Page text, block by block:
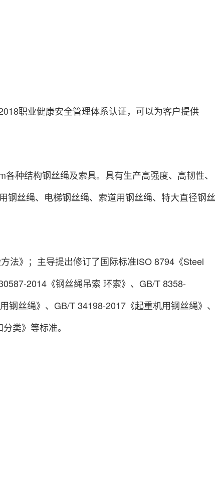
职业健康安全管理体系认证，可以为客户提供
种结构钢丝绳及索具。具有生产高强度、高韧性、
钢丝绳、电梯钢丝绳、索道用钢丝绳、特大直径钢丝
法》；主导提出修订了国际标准ISO 8794《Steel
2014《钢丝绳吊索 环索》、GB/T 8358-
丝绳》、GB/T 34198-2017《起重机用钢丝绳》、
类》等标准。